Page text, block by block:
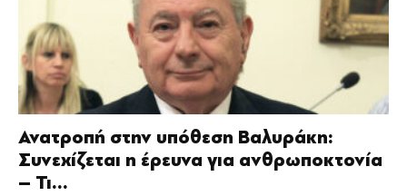
Ανατροπή στην υπόθεση Βαλυράκη:
Συνεχίζεται η έρευνα για ανθρωποκτονία
– Τι...